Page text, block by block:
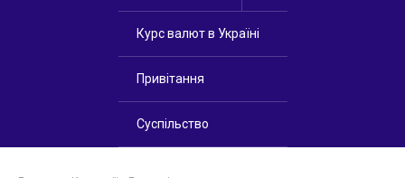
Курс валют в Україні
Привітання
Суспільство